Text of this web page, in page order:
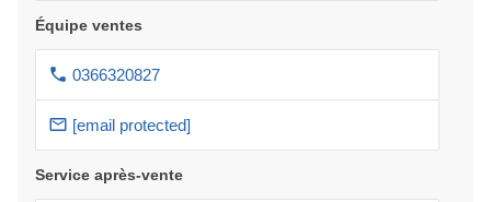
Équipe ventes
0366320827
[email protected]
Service après-vente